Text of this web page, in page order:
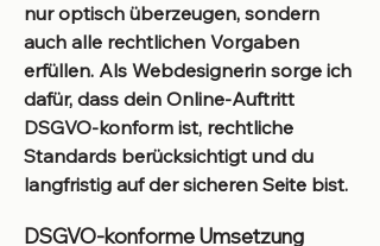
nur optisch überzeugen, sondern
auch alle rechtlichen Vorgaben
erfüllen. Als Webdesignerin sorge ich
dafür, dass dein Online-Auftritt
DSGVO-konform ist, rechtliche
Standards berücksichtigt und du
langfristig auf der sicheren Seite bist.
DSGVO-konforme Umsetzung